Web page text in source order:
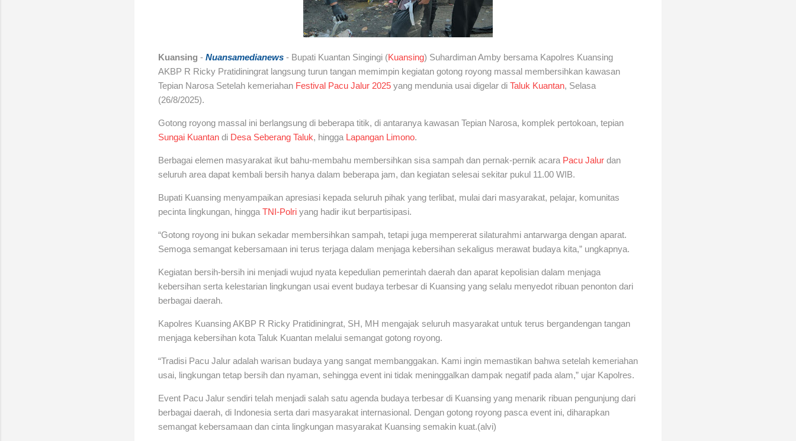
Kuansing - Nuansamedianews - Bupati Kuantan Singingi (Kuansing) Suhardiman Amby bersama Kapolres Kuansing
AKBP R Ricky Pratidiningrat langsung turun tangan memimpin kegiatan gotong royong massal membersihkan kawasan
Tepian Narosa Setelah kemeriahan Festival Pacu Jalur 2025 yang mendunia usai digelar di Taluk Kuantan, Selasa
(26/8/2025).
Gotong royong massal ini berlangsung di beberapa titik, di antaranya kawasan Tepian Narosa, komplek pertokoan, tepian
Sungai Kuantan di Desa Seberang Taluk, hingga Lapangan Limono.
Berbagai elemen masyarakat ikut bahu-membahu membersihkan sisa sampah dan pernak-pernik acara Pacu Jalur dan
seluruh area dapat kembali bersih hanya dalam beberapa jam, dan kegiatan selesai sekitar pukul 11.00 WIB.
Bupati Kuansing menyampaikan apresiasi kepada seluruh pihak yang terlibat, mulai dari masyarakat, pelajar, komunitas
pecinta lingkungan, hingga TNI-Polri yang hadir ikut berpartisipasi.
“Gotong royong ini bukan sekadar membersihkan sampah, tetapi juga mempererat silaturahmi antarwarga dengan aparat.
Semoga semangat kebersamaan ini terus terjaga dalam menjaga kebersihan sekaligus merawat budaya kita,” ungkapnya.
Kegiatan bersih-bersih ini menjadi wujud nyata kepedulian pemerintah daerah dan aparat kepolisian dalam menjaga
kebersihan serta kelestarian lingkungan usai event budaya terbesar di Kuansing yang selalu menyedot ribuan penonton dari
berbagai daerah.
Kapolres Kuansing AKBP R Ricky Pratidiningrat, SH, MH mengajak seluruh masyarakat untuk terus bergandengan tangan
menjaga kebersihan kota Taluk Kuantan melalui semangat gotong royong.
“Tradisi Pacu Jalur adalah warisan budaya yang sangat membanggakan. Kami ingin memastikan bahwa setelah kemeriahan
usai, lingkungan tetap bersih dan nyaman, sehingga event ini tidak meninggalkan dampak negatif pada alam,” ujar Kapolres.
Event Pacu Jalur sendiri telah menjadi salah satu agenda budaya terbesar di Kuansing yang menarik ribuan pengunjung dari
berbagai daerah, di Indonesia serta dari masyarakat internasional. Dengan gotong royong pasca event ini, diharapkan
semangat kebersamaan dan cinta lingkungan masyarakat Kuansing semakin kuat.(alvi)